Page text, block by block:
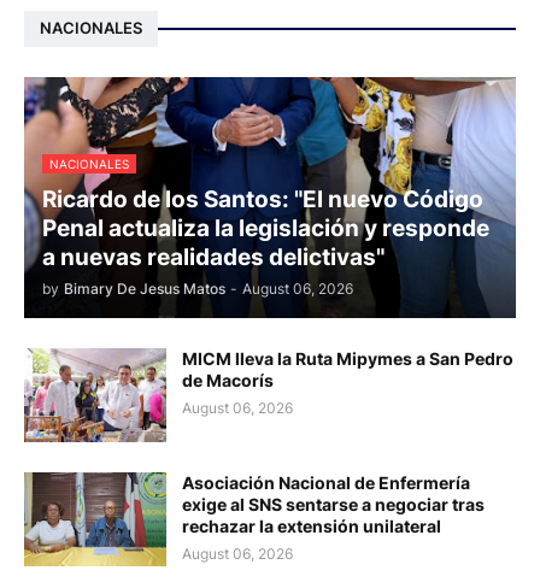
NACIONALES
NACIONALES
Ricardo de los Santos: "El nuevo Código
Penal actualiza la legislación y responde
a nuevas realidades delictivas"
by Bimary De Jesus Matos - August 06, 2026
MICM lleva la Ruta Mipymes a San Pedro
de Macorís
August 06, 2026
Asociación Nacional de Enfermería
exige al SNS sentarse a negociar tras
rechazar la extensión unilateral
August 06, 2026